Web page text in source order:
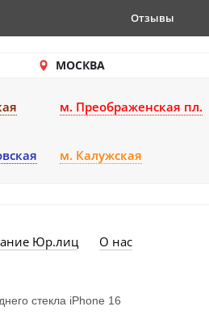
Отзывы
МОСКВА
м. Преображенская пл.
м. Калужская
Юр.лиц О нас
стекла iPhone 16